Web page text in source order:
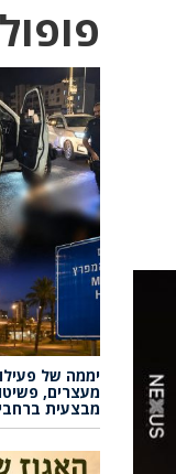
יממה של
מעצרים,
מבצעית